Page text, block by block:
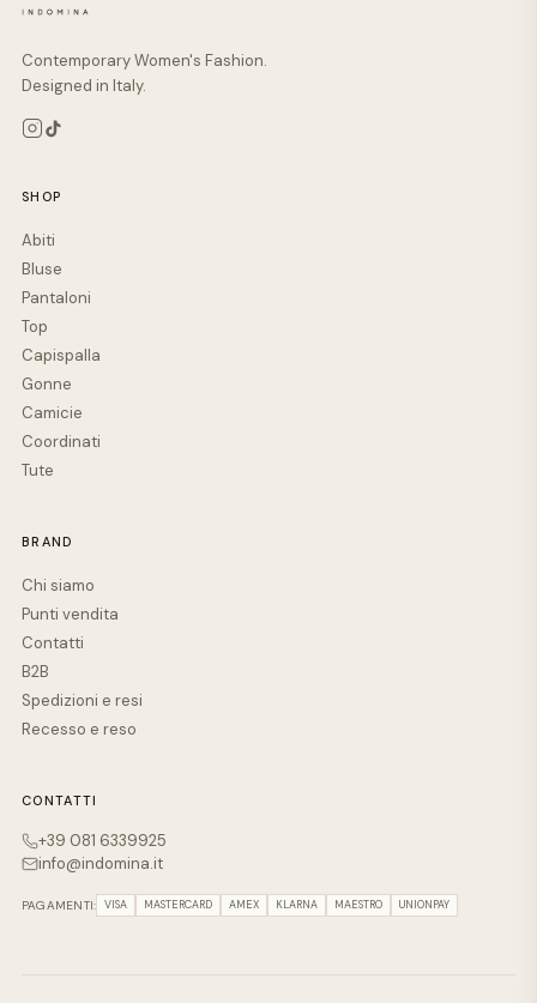
Contemporary Women's Fashion.
Designed in Italy.
SHOP
Abiti
Bluse
Pantaloni
Top
Capispalla
Gonne
Camicie
Coordinati
Tute
BRAND
Chi siamo
Punti vendita
Contatti
B2B
Spedizioni e resi
Recesso e reso
CONTATTI
+39 081 6339925
info@indomina.it
PAGAMENTI: VISA MASTERCARD AMEX KLARNA MAESTRO UNIONPAY